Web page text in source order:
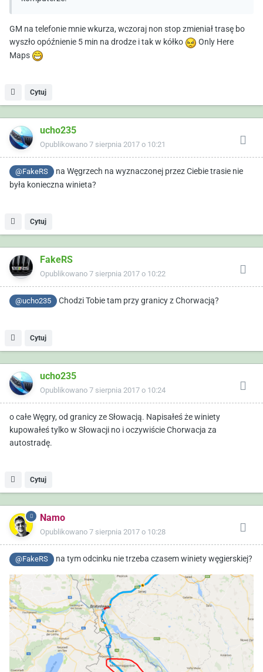
GM na telefonie mnie wkurza, wczoraj non stop zmieniał trasę bo
wyszło opóźnienie 5 min na drodze i tak w kółko
Only Here
Maps
Cytuj
ucho235
Opublikowano 7 sierpnia 2017 o 10:21
@FakeRS
na Węgrzech na wyznaczonej przez Ciebie trasie nie
była konieczna winieta?
Cytuj
FakeRS
Opublikowano 7 sierpnia 2017 o 10:22
@ucho235 Chodzi Tobie tam przy granicy z Chorwacją?
Cytuj
ucho235
Opublikowano 7 sierpnia 2017 o 10:24
o całe Węgry, od granicy ze Słowacją. Napisałeś że winiety
kupowałeś tylko w Słowacji no i oczywiście Chorwacja za
autostradę.
Cytuj
Namo
Opublikowano 7 sierpnia 2017 o 10:28
@FakeRS na tym odcinku nie trzeba czasem winiety węgierskiej?